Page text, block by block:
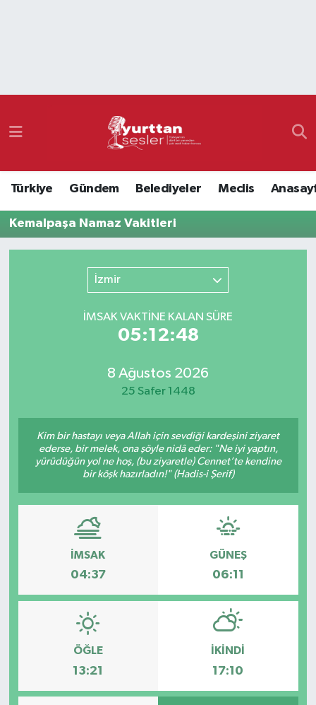
Türkiye Gündem Belediyeler Meclis
Kemalpaşa Namaz Vakitleri
İzmir
İMSAK VAKTİNE KALAN SÜRE
05:12:48
8 Ağustos 2026
25 Safer 1448
Kim bir hastayı veya Allah için sevdiği kardeşini ziyaret
ederse, bir melek, ona şöyle nidâ eder: "Ne iyi yaptın,
yürüdüğün yol ne hoş, (bu ziyaretle) Cennet’te kendine
bir köşk hazırladın!" (Hadis-i Şerif)
İMSAK
04:37
GÜNEŞ
06:11
ÖĞLE
13:21
İKINDI
17:10
Namaz Vakitleri
Süper Lig Puan Durumu ve Fikstür
Son Dakika Haberleri